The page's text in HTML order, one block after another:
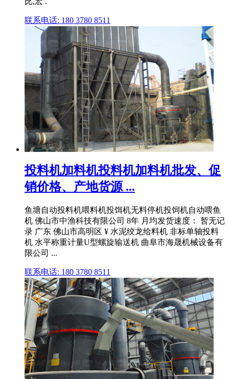
联系电话: 180 3780 8511
投料机加料机投料机加料机批发、促
销价格、产地货源 ...
鱼塘自动投料机喂料机投饵机无料停机投饲机自动喂鱼
机 佛山市中渔科技有限公司 8年 月均发货速度： 暂无记
录 广东 佛山市高明区 ¥ 水泥绞龙给料机 非标单轴投料
机 水平称重计量U型螺旋输送机 曲阜市海晟机械设备有
限公司 ...
联系电话: 180 3780 8511